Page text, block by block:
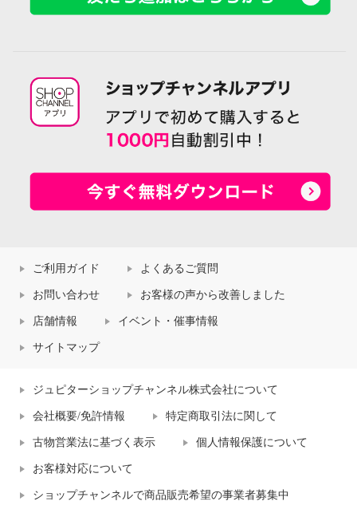
ご利用ガイド よくあるご質問
お問い合わせ お客様の声から改善しました
店舗情報 イベント・催事情報
サイトマップ
ジュピターショップチャンネル株式会社について
会社概要/免許情報 特定商取引法に関して
古物営業法に基づく表示 個人情報保護について
お客様対応について
ショップチャンネルで商品販売希望の事業者募集中